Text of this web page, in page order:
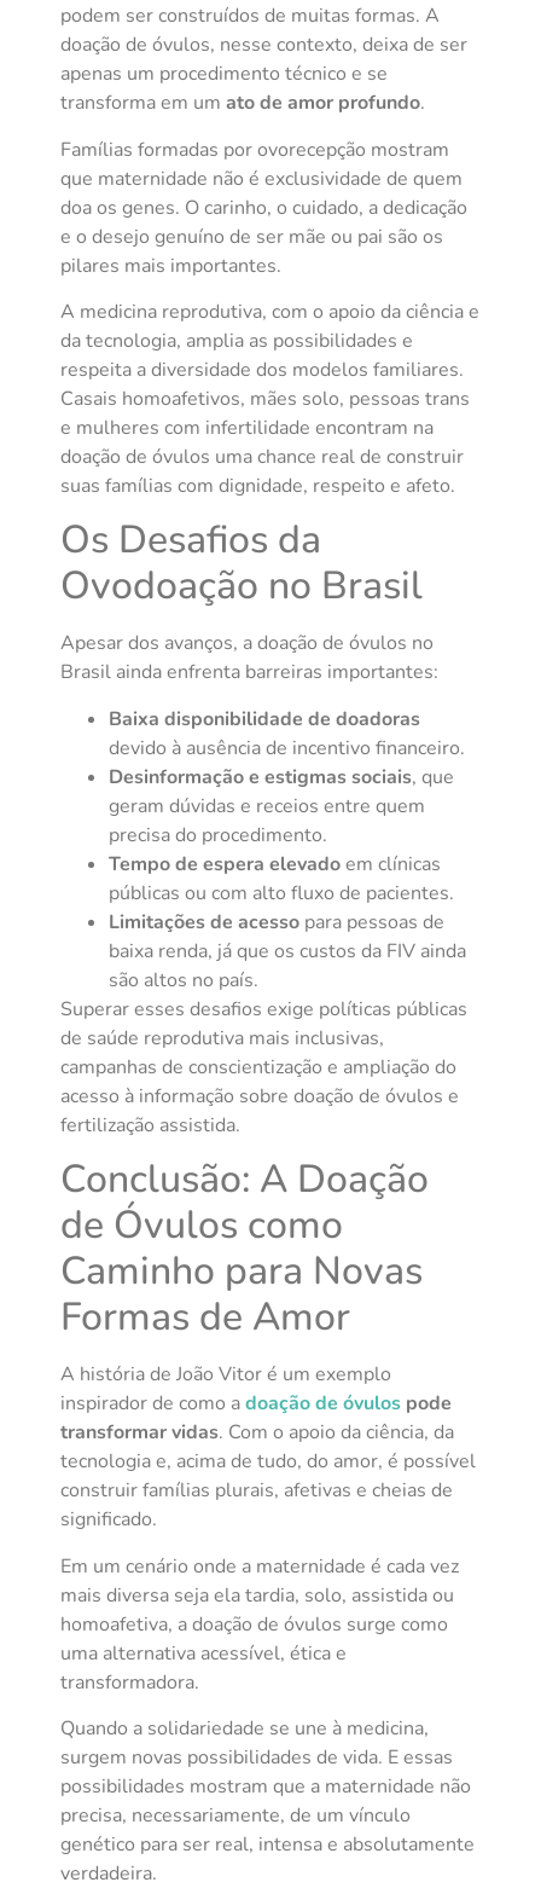
podem ser construídos de muitas formas. A
doação de óvulos, nesse contexto, deixa de ser
apenas um procedimento técnico e se
transforma em um ato de amor profundo.
Famílias formadas por ovorecepção mostram
que maternidade não é exclusividade de quem
doa os genes. O carinho, o cuidado, a dedicação
e o desejo genuíno de ser mãe ou pai são os
pilares mais importantes.
A medicina reprodutiva, com o apoio da ciência e
da tecnologia, amplia as possibilidades e
respeita a diversidade dos modelos familiares.
Casais homoafetivos, mães solo, pessoas trans
e mulheres com infertilidade encontram na
doação de óvulos uma chance real de construir
suas famílias com dignidade, respeito e afeto.
Os Desafios da
Ovodoação no Brasil
Apesar dos avanços, a doação de óvulos no
Brasil ainda enfrenta barreiras importantes:
Baixa disponibilidade de doadoras
devido à ausência de incentivo financeiro.
Desinformação e estigmas sociais, que
geram dúvidas e receios entre quem
precisa do procedimento.
Tempo de espera elevadoem clínicas
públicas ou com alto fluxo de pacientes.
Limitações de acesso para pessoas de
baixa renda, já que os custos da FIV ainda
são altos no país.
Superar esses desafios exige políticas públicas
de saúde reprodutiva mais inclusivas,
campanhas de conscientização e ampliação do
acesso à informação sobre doação de óvulos e
fertilização assistida.
Conclusão: A Doação
de Óvulos como
Caminho para Novas
Formas de Amor
A história de João Vitor é um exemplo
inspirador de como adoação de óvulos pode
transformar vidas. Com o apoio da ciência, da
tecnologia e, acima de tudo, do amor, é possível
construir famílias plurais, afetivas e cheias de
significado.
Em um cenário onde a maternidade é cada vez
mais diversa seja ela tardia, solo, assistida ou
homoafetiva, a doação de óvulos surge como
uma alternativa acessível, ética e
transformadora.
Quando a solidariedade se une à medicina,
surgem novas possibilidades de vida. E essas
possibilidades mostram que a maternidade não
precisa, necessariamente, de um vínculo
genético para ser real, intensa e absolutamente
verdadeira.